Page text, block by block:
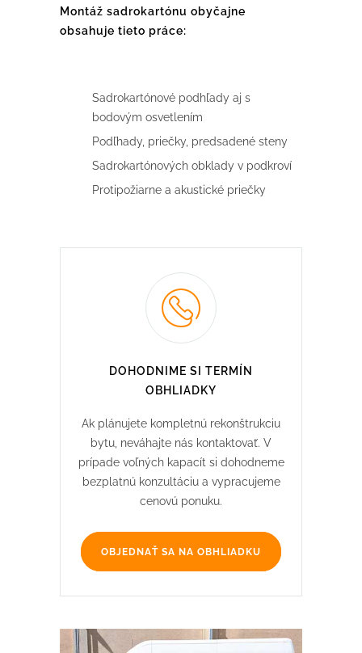
Montáž sadrokartónu obyčajne
obsahuje tieto práce:
Sadrokartónové podhľady aj s
bodovým osvetlením
Podľhady, priečky, predsadené steny
Sadrokartónových obklady v podkroví
Protipožiarne a akustické priečky
DOHODNIME SI TERMÍN
OBHLIADKY
Ak plánujete kompletnú rekonštrukciu
bytu, neváhajte nás kontaktovať. V
prípade voľných kapacít si dohodneme
bezplatnú konzultáciu a vypracujeme
cenovú ponuku.
OBJEDNAŤ SA NA OBHLIADKU